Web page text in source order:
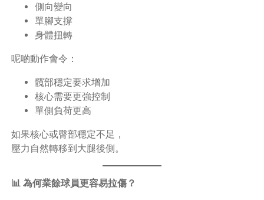
側向變向
單腳支撐
身體扭轉
呢啲動作會令：
髖部穩定要求增加
核心需要更強控制
單側負荷更高
如果核心或臀部穩定不足，
壓力自然轉移到大腿後側。
📊 為何業餘球員更容易拉傷？